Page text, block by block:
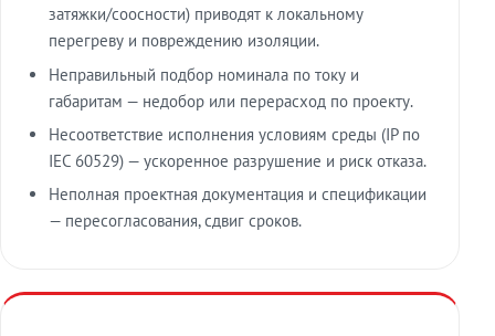
затяжки/соосности) приводят к локальному
перегреву и повреждению изоляции.
Неправильный подбор номинала по току и
габаритам — недобор или перерасход по проекту.
Несоответствие исполнения условиям среды (IP по
IEC 60529) — ускоренное разрушение и риск отказа.
Неполная проектная документация и спецификации
— пересогласования, сдвиг сроков.